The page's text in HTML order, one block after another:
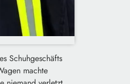
Schuhgeschäfts
machte